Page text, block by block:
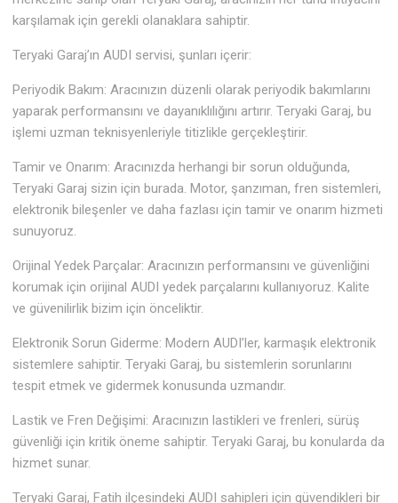
karşılamak için gerekli olanaklara sahiptir.
Teryaki Garaj’ın AUDI servisi, şunları içerir:
Periyodik Bakım: Aracınızın düzenli olarak periyodik bakımlarını
yaparak performansını ve dayanıklılığını artırır. Teryaki Garaj, bu
işlemi uzman teknisyenleriyle titizlikle gerçekleştirir.
Tamir ve Onarım: Aracınızda herhangi bir sorun olduğunda,
Teryaki Garaj sizin için burada. Motor, şanzıman, fren sistemleri,
elektronik bileşenler ve daha fazlası için tamir ve onarım hizmeti
sunuyoruz.
Orijinal Yedek Parçalar: Aracınızın performansını ve güvenliğini
korumak için orijinal AUDI yedek parçalarını kullanıyoruz. Kalite
ve güvenilirlik bizim için önceliktir.
Elektronik Sorun Giderme: Modern AUDI’ler, karmaşık elektronik
sistemlere sahiptir. Teryaki Garaj, bu sistemlerin sorunlarını
tespit etmek ve gidermek konusunda uzmandır.
Lastik ve Fren Değişimi: Aracınızın lastikleri ve frenleri, sürüş
güvenliği için kritik öneme sahiptir. Teryaki Garaj, bu konularda da
hizmet sunar.
Teryaki Garaj, Fatih ilçesindeki AUDI sahipleri için güvendikleri bir